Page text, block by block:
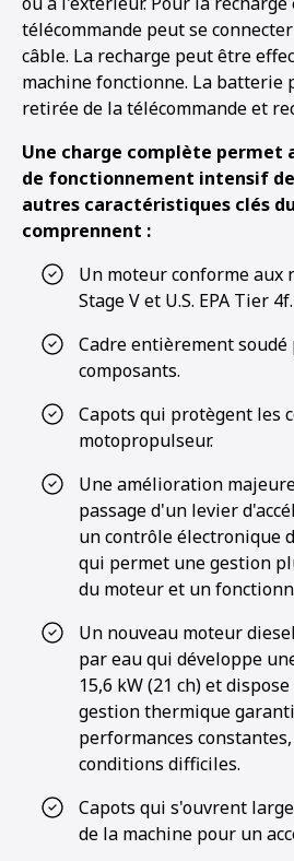
télécommande peut se
câble. La recharge peut être
machine fonctionne. La batterie
retirée de la télécommande et
Une charge complète permet
de fonctionnement intensif
autres caractéristiques clés du
comprennent :
Un moteur conforme aux
Stage V et U.S. EPA Tier 4f.
Cadre entièrement
composants.
Capots qui protègent les
motopropulseur.
Une amélioration
passage d'un levier
un contrôle électronique
qui permet une gestion
du moteur et un
Un nouveau moteur
par eau qui développe
15,6 kW (21 ch) et
gestion thermique
performances
conditions difficiles.
Capots qui s'ouvrent
de la machine pour un